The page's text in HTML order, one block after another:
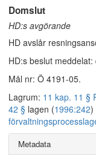
Domslut
HD:s avgörande
HD avslår
HD:s beslut
Mål nr: Ö 4191-05.
Lagrum: 11 kap. 11 §
42 § lagen (1996:242)
Metadata